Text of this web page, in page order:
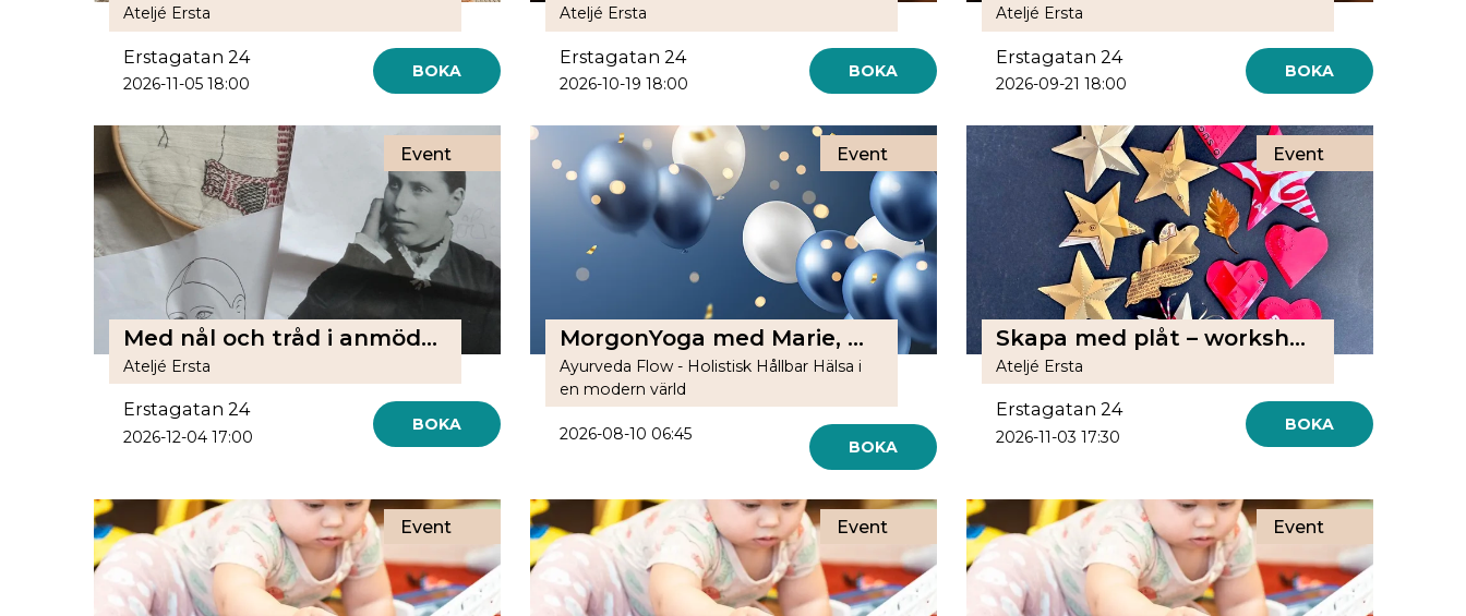
Ateljé Ersta
Erstagatan 24
2026-11-05 18:00
BOKA
Ateljé Ersta
Erstagatan 24
2026-10-19 18:00
BOKA
Ateljé Ersta
Erstagatan 24
2026-09-21 18:00
BOKA
Event
Med nål och tråd i anmödrars spår / Brodera din släkt
Ateljé Ersta
Erstagatan 24
2026-12-04 17:00
BOKA
Event
MorgonYoga med Marie, Online
Ayurveda Flow - Holistisk Hållbar Hälsa i
en modern värld
2026-08-10 06:45
BOKA
Event
Skapa med plåt – workshop med Elisabet Berg
Ateljé Ersta
Erstagatan 24
2026-11-03 17:30
BOKA
Event Event Event